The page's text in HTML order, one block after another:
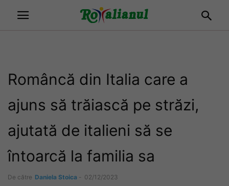
Româncă din Italia care a
ajuns să trăiască pe străzi,
ajutată de italieni să se
întoarcă la familia sa
De către Daniela Stoica - 02/12/2023